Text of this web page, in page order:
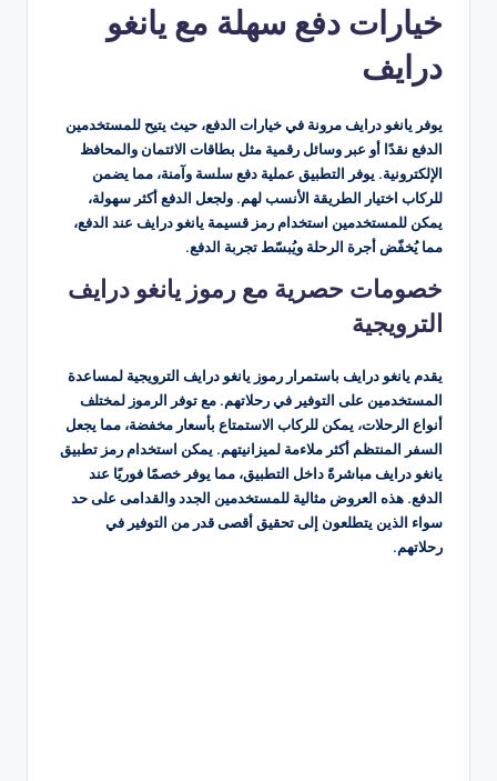
خيارات دفع سهلة مع يانغو
درايف
يوفر يانغو درايف مرونة في خيارات الدفع، حيث يتيح للمستخدمين
الدفع نقدًا أو عبر وسائل رقمية مثل بطاقات الائتمان والمحافظ
الإلكترونية. يوفر التطبيق عملية دفع سلسة وآمنة، مما يضمن
للركاب اختيار الطريقة الأنسب لهم. ولجعل الدفع أكثر سهولة،
يمكن للمستخدمين استخدام رمز قسيمة يانغو درايف عند الدفع،
مما يُخفّض أجرة الرحلة ويُبسّط تجربة الدفع.
خصومات حصرية مع رموز يانغو درايف
الترويجية
يقدم يانغو درايف باستمرار رموز يانغو درايف الترويجية لمساعدة
المستخدمين على التوفير في رحلاتهم. مع توفر الرموز لمختلف
أنواع الرحلات، يمكن للركاب الاستمتاع بأسعار مخفضة، مما يجعل
السفر المنتظم أكثر ملاءمة لميزانيتهم. يمكن استخدام رمز تطبيق
يانغو درايف مباشرةً داخل التطبيق، مما يوفر خصمًا فوريًا عند
الدفع. هذه العروض مثالية للمستخدمين الجدد والقدامى على حد
سواء الذين يتطلعون إلى تحقيق أقصى قدر من التوفير في
رحلاتهم.